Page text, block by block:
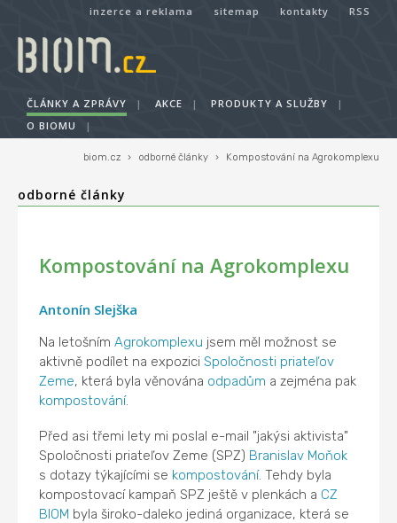
inzerce a reklama sitemap kontakty RSS
ČLÁNKY A ZPRÁVY | AKCE | PRODUKTY A SLUŽBY
|
O BIOMU
|
biom.cz › odborné články › Kompostování na Agrokomplexu
odborné články
Kompostování na Agrokomplexu
Antonín Slejška
Na letošnímAgrokomplexu jsem měl možnost se
aktivně podílet na expoziciSpoločnosti priateľov
Zeme, která byla věnována odpadům a zejména pak
kompostování.
Před asi třemi lety mi poslal e-mail "jakýsi aktivista"
Spoločnosti priateľov Zeme (SPZ) Branislav Moňok
s dotazy týkajícími se kompostování. Tehdy byla
kompostovací kampaň SPZ ještě v plenkách a CZ
BIOM byla široko-daleko jediná organizace, která se